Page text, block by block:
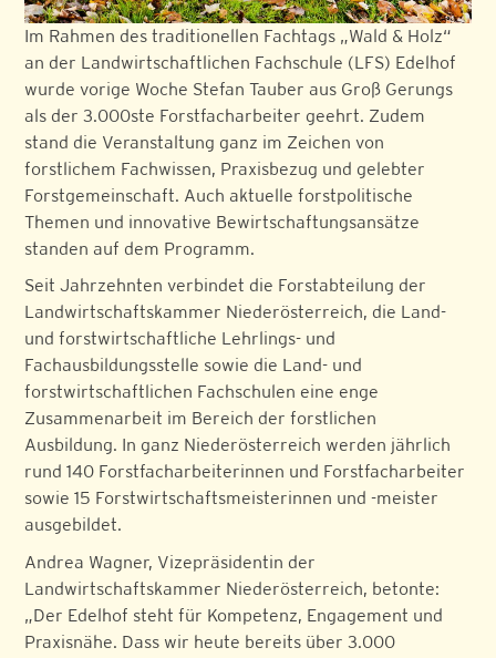
Im Rahmen des traditionellen Fachtags „Wald & Holz“
an der Landwirtschaftlichen Fachschule (LFS) Edelhof
wurde vorige Woche Stefan Tauber aus Groß Gerungs
als der 3.000ste Forstfacharbeiter geehrt. Zudem
stand die Veranstaltung ganz im Zeichen von
forstlichem Fachwissen, Praxisbezug und gelebter
Forstgemeinschaft. Auch aktuelle forstpolitische
Themen und innovative Bewirtschaftungsansätze
standen auf dem Programm.
Seit Jahrzehnten verbindet die Forstabteilung der
Landwirtschaftskammer Niederösterreich, die Land-
und forstwirtschaftliche Lehrlings- und
Fachausbildungsstelle sowie die Land- und
forstwirtschaftlichen Fachschulen eine enge
Zusammenarbeit im Bereich der forstlichen
Ausbildung. In ganz Niederösterreich werden jährlich
rund 140 Forstfacharbeiterinnen und Forstfacharbeiter
sowie 15 Forstwirtschaftsmeisterinnen und -meister
ausgebildet.
Andrea Wagner, Vizepräsidentin der
Landwirtschaftskammer Niederösterreich, betonte:
„Der Edelhof steht für Kompetenz, Engagement und
Praxisnähe. Dass wir heute bereits über 3.000